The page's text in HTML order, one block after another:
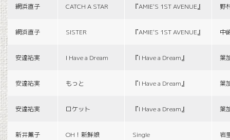
網浜直子 CATCH A STAR 『AMIE'S 1ST AVENUE』 野
網浜直子 SISTER 『AMIE'S 1ST AVENUE』 中
安達祐実 I Have a Dream 『I Have a Dream』 葉
安達祐実 もっと 『I Have a Dream』 葉
安達祐実 ロケット 『I Have a Dream』 葉
新井薫子 OH！新鮮娘 Single 岩